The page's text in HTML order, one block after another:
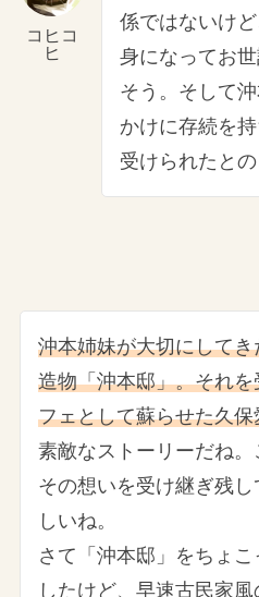
コヒコ
ヒ
係ではないけ
身になってお
そう。そして
かけに存続を
受けられたとの
沖本姉妹が大切にして
造物「沖本邸」。それ
フェとして蘇らせた久
素敵なストーリーだね。
その想いを受け継ぎ残し
しいね。
さて「沖本邸」をちょこ
したけど、早速古民家